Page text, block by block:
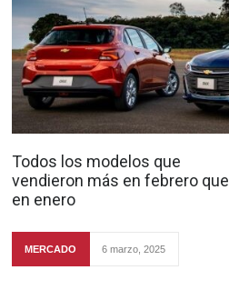
Todos los modelos que
vendieron más en febrero que
en enero
MERCADO 6 marzo, 2025